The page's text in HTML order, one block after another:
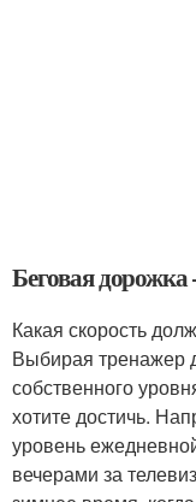
Беговая
Какая скорость
Выбирая тренажер
собственного
хотите достичь.
уровень
вечерами за